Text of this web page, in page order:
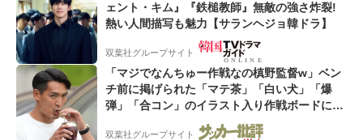
ェント・キム』『鉄槌教師』無敵の強さ炸裂!
熱い人間描写も魅力【サランヘジョ韓ドラ】
双葉社グループサイト
「マジでなんちゅー作戦なの槙野監督w」ベン
チ前に掲げられた「マテ茶」「白い犬」「爆
弾」「合コン」のイラスト入り作戦ボードにフ
ァン困惑!「想像よりデカくて吹いた」
双葉社グループサイト